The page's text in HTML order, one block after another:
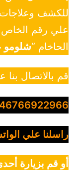
للكشف وعلاجات
علي رقم الخاص
الحاخام “شلومو
قم بالاتصال بنا
راسلنا علي
أو قم بزيارة